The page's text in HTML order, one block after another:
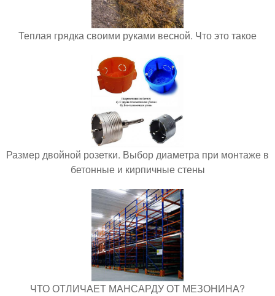
Теплая грядка своими руками весной. Что это такое
Размер двойной розетки. Выбор диаметра при монтаже в
бетонные и кирпичные стены
ЧТО ОТЛИЧАЕТ МАНСАРДУ ОТ МЕЗОНИНА?